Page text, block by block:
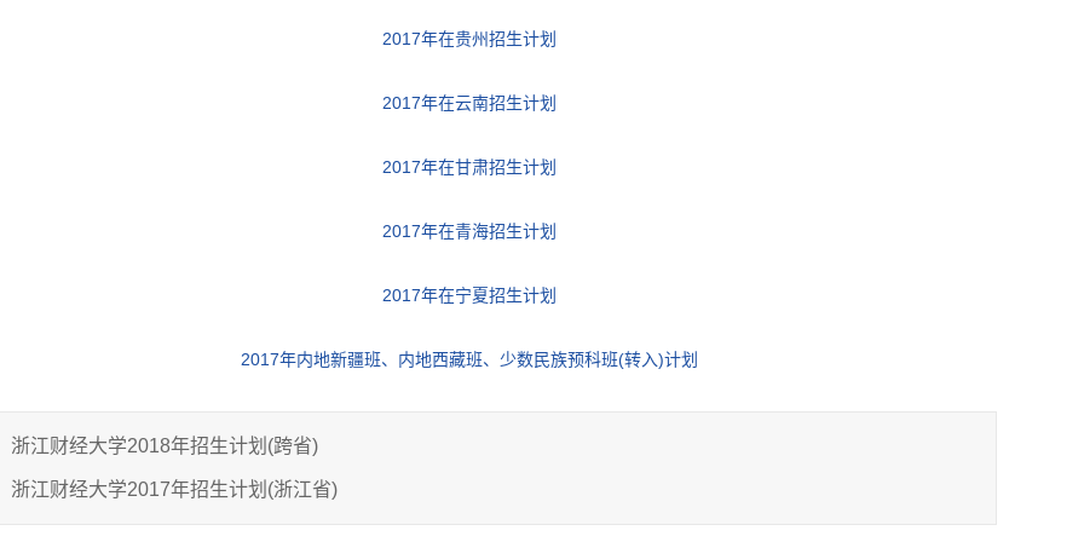
2017年在贵州招生计划
2017年在云南招生计划
2017年在甘肃招生计划
2017年在青海招生计划
2017年在宁夏招生计划
2017年内地新疆班、内地西藏班、少数民族预科班(转入)计划
浙江财经大学2018年招生计划(跨省)
浙江财经大学2017年招生计划(浙江省)